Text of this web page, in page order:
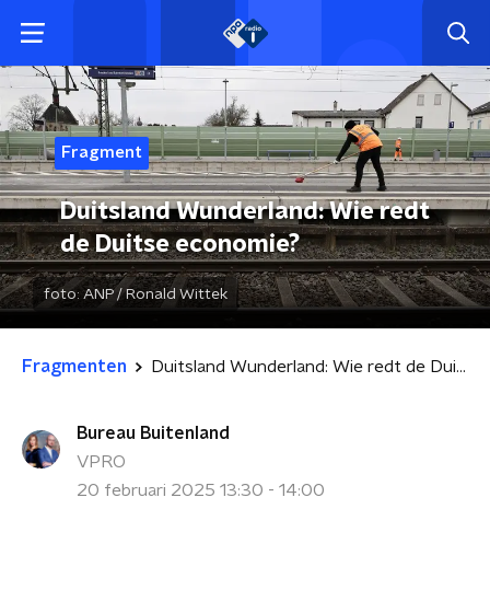
Fragment
Duitsland Wunderland: Wie redt
de Duitse economie?
foto: ANP / Ronald Wittek
Fragmenten Duitsland Wunderland: Wie redt de Duitse economie?
Bureau Buitenland
VPRO
20 februari 2025 13:30 - 14:00